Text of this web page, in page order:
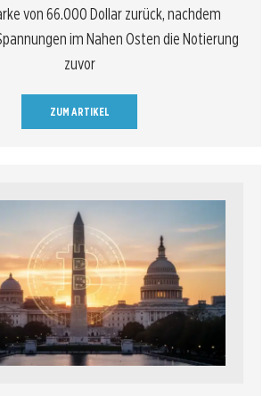
von 66.000 Dollar zurück, nachdem
im Nahen Osten die Notierung
zuvor
ZUM ARTIKEL